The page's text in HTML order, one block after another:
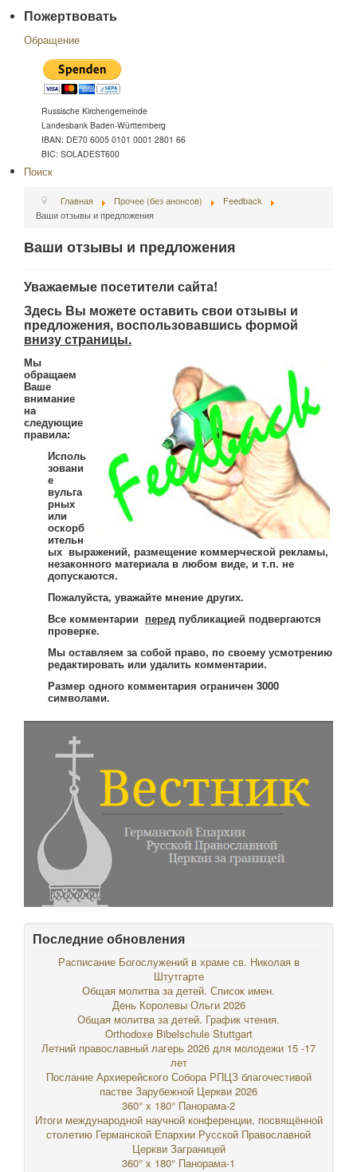
Пожертвовать
Обращение
Russische Kirchengemeinde
Landesbank Baden-Württemberg
IBAN: DE70 6005 0101 0001 2801 66
BIC: SOLADEST600
Поиск
Главная Прочее (без анонсов)
Feedback
Ваши отзывы и предложения
Ваши отзывы и предложения
Уважаемые посетители сайта!
Здесь Вы можете оставить свои отзывы и
предложения, воспользовавшись формой
внизу страницы.
Мы
обращаем
Ваше
внимание
на
следующие
правила:
Исполь
зовани
е
вульга
рных
или
оскорб
ительн
ых выражений, размещение коммерческой рекламы,
незаконного материала в любом виде, и т.п. не
допускаются.
Пожалуйста, уважайте мнение других.
Все комментарии перед публикацией подвергаются
проверке.
Мы оставляем за собой право, по своему усмотрению
редактировать или удалить комментарии.
Размер одного комментария ограничен 3000
символами.
Последние обновления
Расписание Богослужений в храме св. Николая в
Штутгарте
Общая молитва за детей. Список имен.
День Королевы Ольги 2026
Общая молитва за детей. График чтения.
Orthodoxe Bibelschule Stuttgart
Летний православный лагерь 2026 для молодежи 15 -17
лет
Послание Архиерейского Собора РПЦЗ благочестивой
пастве Зарубежной Церкви 2026
360° x 180° Панорама-2
Итоги международной научной конференции, посвящённой
столетию Германской Епархии Русской Православной
Церкви Заграницей
360° x 180° Панорама-1